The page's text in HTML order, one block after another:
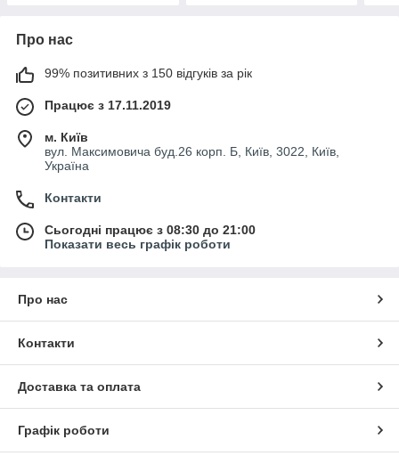
Про нас
99% позитивних з 150 відгуків за рік
Працює з 17.11.2019
м. Київ
вул. Максимовича буд.26 корп. Б, Київ, 3022, Київ,
Україна
Контакти
Сьогодні працює з 08:30 до 21:00
Показати весь графік роботи
Про нас
Контакти
Доставка та оплата
Графік роботи